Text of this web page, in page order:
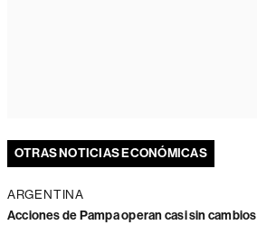
OTRAS NOTICIAS ECONÓMICAS
ARGENTINA
Acciones de Pampa operan casi sin cambios